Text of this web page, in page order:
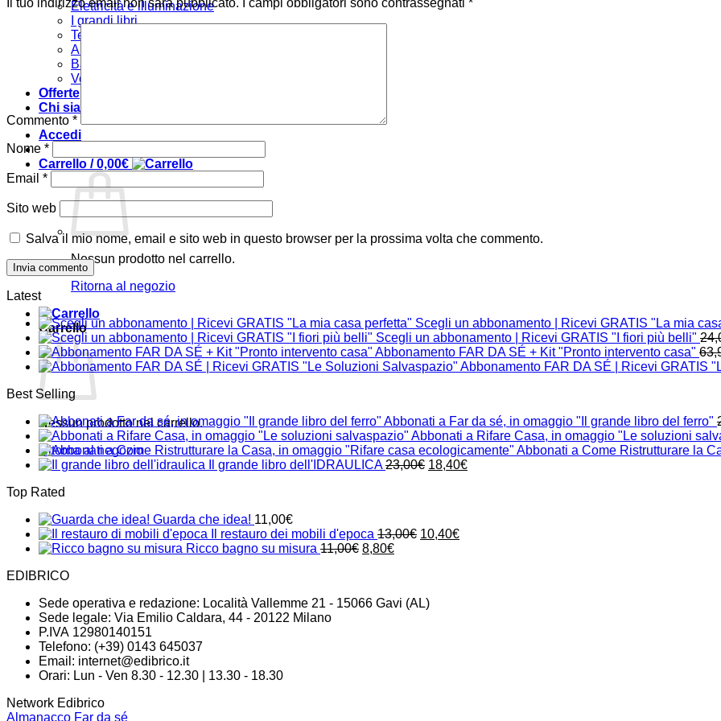
Elettricità e illuminazione
I grandi libri
Tecniche
Arredare
Bambini
Verde e giardino
Offerte
Chi siamo
Accedi
Carrello /0,00€
Nessun prodotto nel carrello.
Ritorna al negozio
Carrello
Nessun prodotto nel carrello.
Ritorna al negozio
Il tuo indirizzo email non sarà pubblicato. I campi obbligatori sono contrassegnati *
Commento *
Nome *
Email *
Sito web
Salva il mio nome, email e sito web in questo browser per la prossima volta che commento.
Latest
Scegli un abbonamento | Ricevi GRATIS "La mia
Scegli un abbonamento | Ricevi GRATIS "I fiori più belli"
Abbonamento FAR DA SÉ + Kit "Pronto intervento casa"
Abbonamento FAR DA SÉ | Ricevi GRATIS
Best Selling
Abbonati a Far da sé, in omaggio "Il grande libro del ferro"
Abbonati a Rifare Casa, in omaggio "Le soluzioni
Abbonati a Come Ristrutturare la
Il grande libro dell'IDRAULICA 23,00€ Il
18,40€Il
Top Rated
Guarda che idea! 11,00€
Il restauro dei mobili d'epoca 13,00€ Il
10,40€Il
Ricco bagno su misura 11,00€ Il
11,00€.
8,80€Il
8,80€.
EDIBRICO
Sede operativa e redazione: Località Vallemme 21 - 15066 Gavi (AL)
Sede legale: Via Emilio Caldara, 44 - 20122 Milano
P.IVA 12980140151
Telefono: (+39) 0143 645037
Email: internet@edibrico.it
Orari: Lun - Ven 8.30 - 12.30 | 13.30 - 18.30
Network Edibrico
Almanacco Far da sé